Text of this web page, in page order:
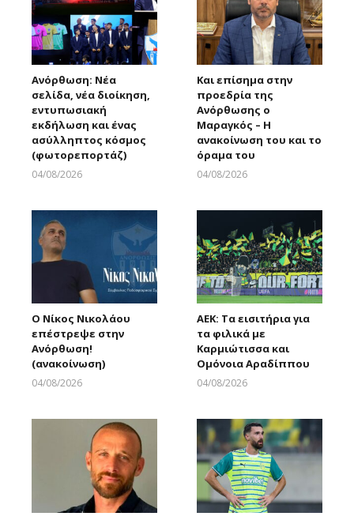
Ανόρθωση: Νέα
σελίδα, νέα διοίκηση,
εντυπωσιακή
εκδήλωση και ένας
ασύλληπτος κόσμος
(φωτορεπορτάζ)
04/08/2026
Και επίσημα στην
προεδρία της
Ανόρθωσης ο
Μαραγκός – Η
ανακοίνωση του και το
όραμα του
04/08/2026
Ο Νίκος Νικολάου
επέστρεψε στην
Ανόρθωση!
(ανακοίνωση)
04/08/2026
ΑΕΚ: Τα εισιτήρια για
τα φιλικά με
Καρμιώτισσα και
Ομόνοια Αραδίππου
04/08/2026